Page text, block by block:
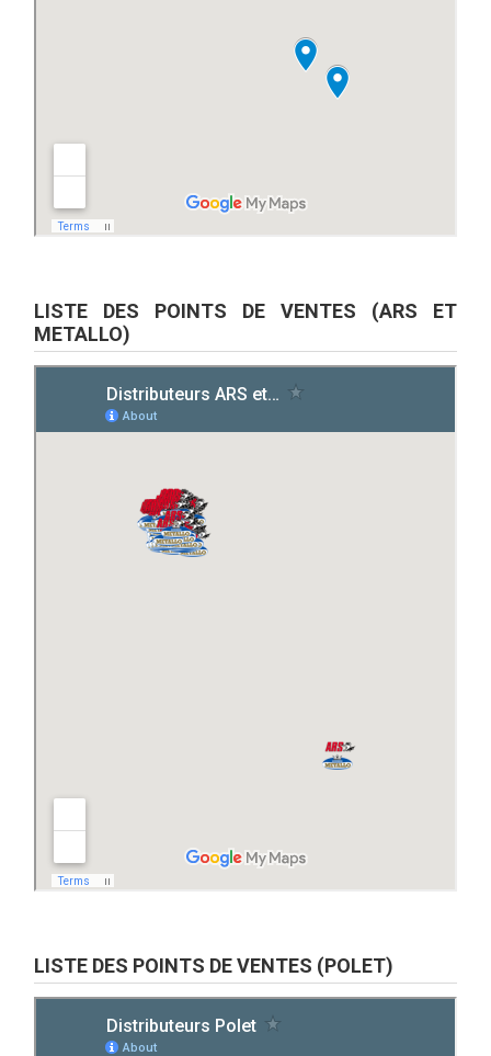
LISTE DES POINTS DE VENTES (ARS ET
METALLO)
LISTE DES POINTS DE VENTES (POLET)